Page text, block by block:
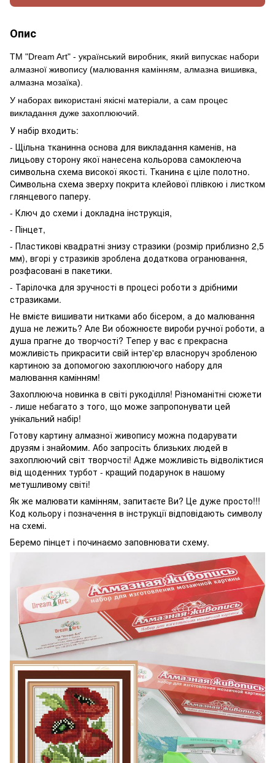
Опис
ТМ "Dream Art" - український виробник, який випускає набори
алмазної живопису (малювання камінням, алмазна вишивка,
алмазна мозаїка).
У наборах використані якісні матеріали, а сам процес
викладання дуже захоплюючий.
У набір входить:
- Щільна тканинна основа для викладання каменів, на
лицьову сторону якої нанесена кольорова самоклеюча
символьна схема високої якості. Тканина є ціле полотно.
Символьна схема зверху покрита клейової плівкою і листком
глянцевого паперу.
- Ключ до схеми і докладна інструкція,
- Пінцет,
- Пластикові квадратні знизу стразики (розмір приблизно 2,5
мм), вгорі у стразиків зроблена додаткова огранювання,
розфасовані в пакетики.
- Тарілочка для зручності в процесі роботи з дрібними
стразиками.
Не вмієте вишивати нитками або бісером, а до малювання
душа не лежить? Але Ви обожнюєте вироби ручної роботи, а
душа прагне до творчості? Тепер у вас є прекрасна
можливість прикрасити свій інтер'єр власноруч зробленою
картиною за допомогою захоплюючого набору для
малювання камінням!
Захоплююча новинка в світі рукоділля! Різноманітні сюжети
- лише небагато з того, що може запропонувати цей
унікальний набір!
Готову картину алмазної живопису можна подарувати
друзям і знайомим. Або запросіть близьких людей в
захоплюючий світ творчості! Адже можливість відволіктися
від щоденних турбот - кращий подарунок в нашому
метушливому світі!
Як же малювати камінням, запитаєте Ви? Це дуже просто!!!
Код кольору і позначення в інструкції відповідають символу
на схемі.
Беремо пінцет і починаємо заповнювати схему.